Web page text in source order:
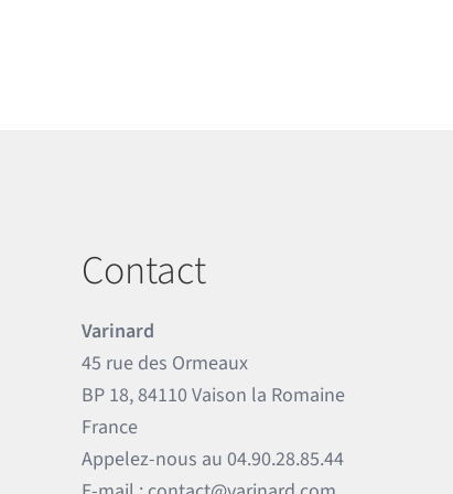
Contact
Varinard
45 rue des Ormeaux
BP 18, 84110 Vaison la Romaine
France
Appelez-nous au 04.90.28.85.44